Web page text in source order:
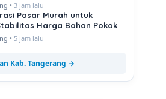
• 3 jam lalu
Pasar Murah untuk
Harga Bahan Pokok
• 5 jam lalu
Kab. Tangerang →